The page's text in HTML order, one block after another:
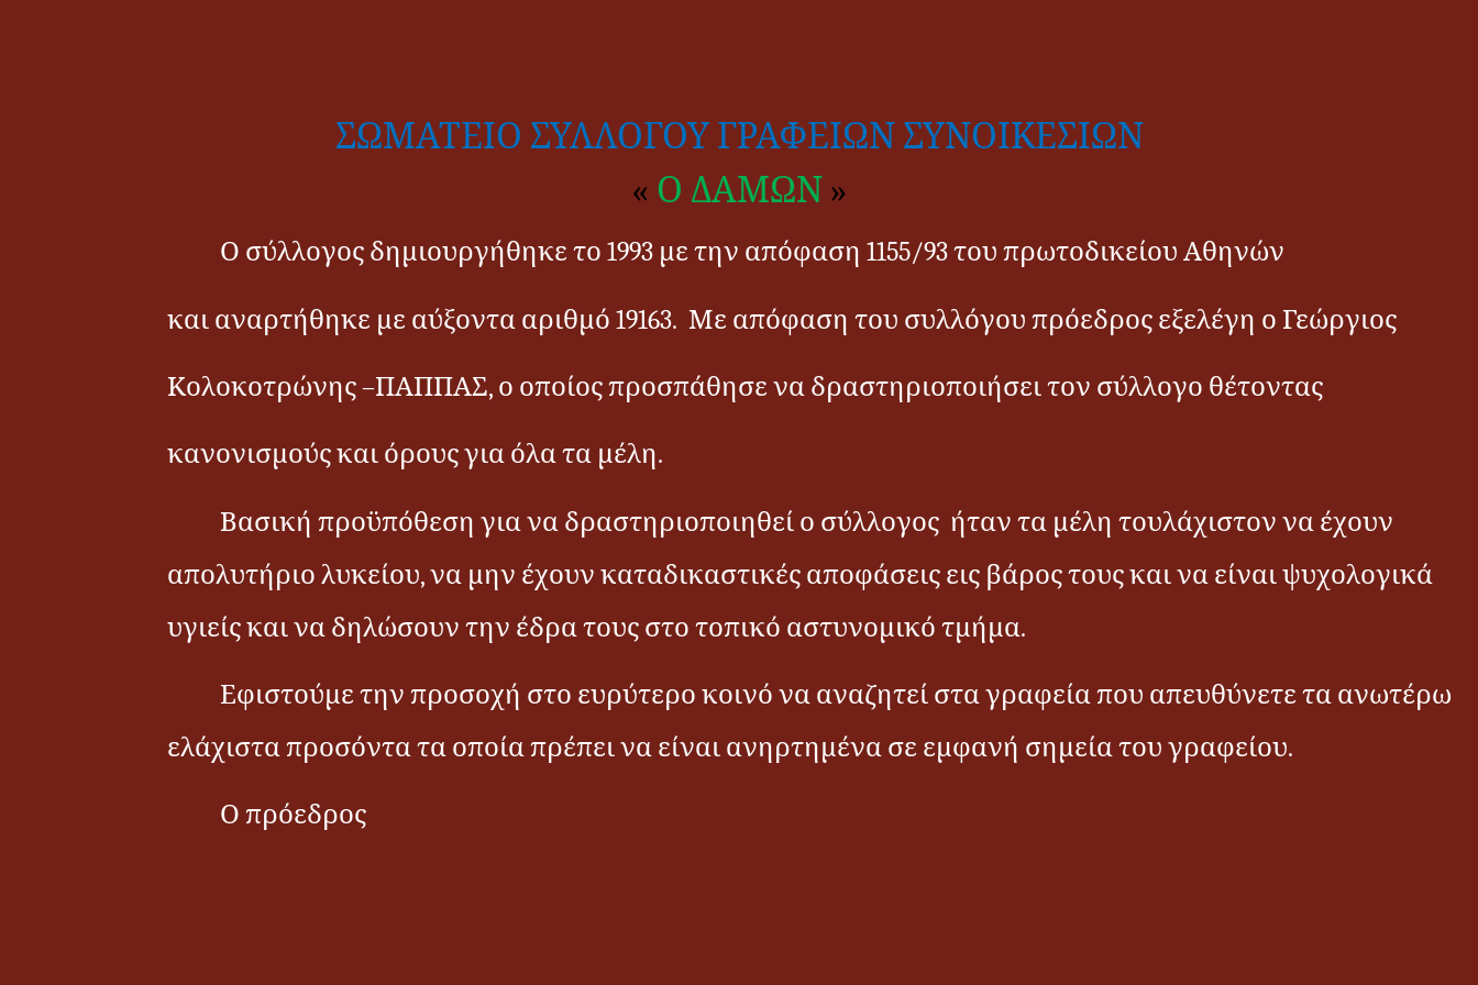
ΣΩΜΑΤΕΙΟ ΣΥΛΛΟΓΟΥ ΓΡΑΦΕΙΩΝ ΣΥΝΟΙΚΕΣΙΩΝ
« Ο ΔΑΜΩΝ »
Ο σύλλογος δημιουργήθηκε το 1993 με την απόφαση 1155/93 του πρωτοδικείου Αθηνών
και αναρτήθηκε με αύξοντα αριθμό 19163. Με απόφαση του συλλόγου πρόεδρος εξελέγη ο Γεώργιος
Κολοκοτρώνης –ΠΑΠΠΑΣ, ο οποίος προσπάθησε να δραστηριοποιήσει τον σύλλογο θέτοντας
κανονισμούς και όρους για όλα τα μέλη.
Βασική προϋπόθεση για να δραστηριοποιηθεί ο σύλλογος ήταν τα μέλη τουλάχιστον να έχουν
απολυτήριο λυκείου, να μην έχουν καταδικαστικές αποφάσεις εις βάρος τους και να είναι ψυχολογικά
υγιείς και να δηλώσουν την έδρα τους στο τοπικό αστυνομικό τμήμα.
Εφιστούμε την προσοχή στο ευρύτερο κοινό να αναζητεί στα γραφεία που απευθύνετε τα ανωτέρω
ελάχιστα προσόντα τα οποία πρέπει να είναι ανηρτημένα σε εμφανή σημεία του γραφείου.
Ο πρόεδρος